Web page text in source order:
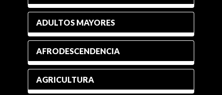
ADULTOS MAYORES
AFRODESCENDENCIA
AGRICULTURA